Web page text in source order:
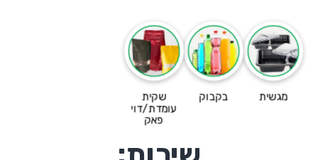
מגשית בקבוק
שקית
עומדת/דוי
פאק